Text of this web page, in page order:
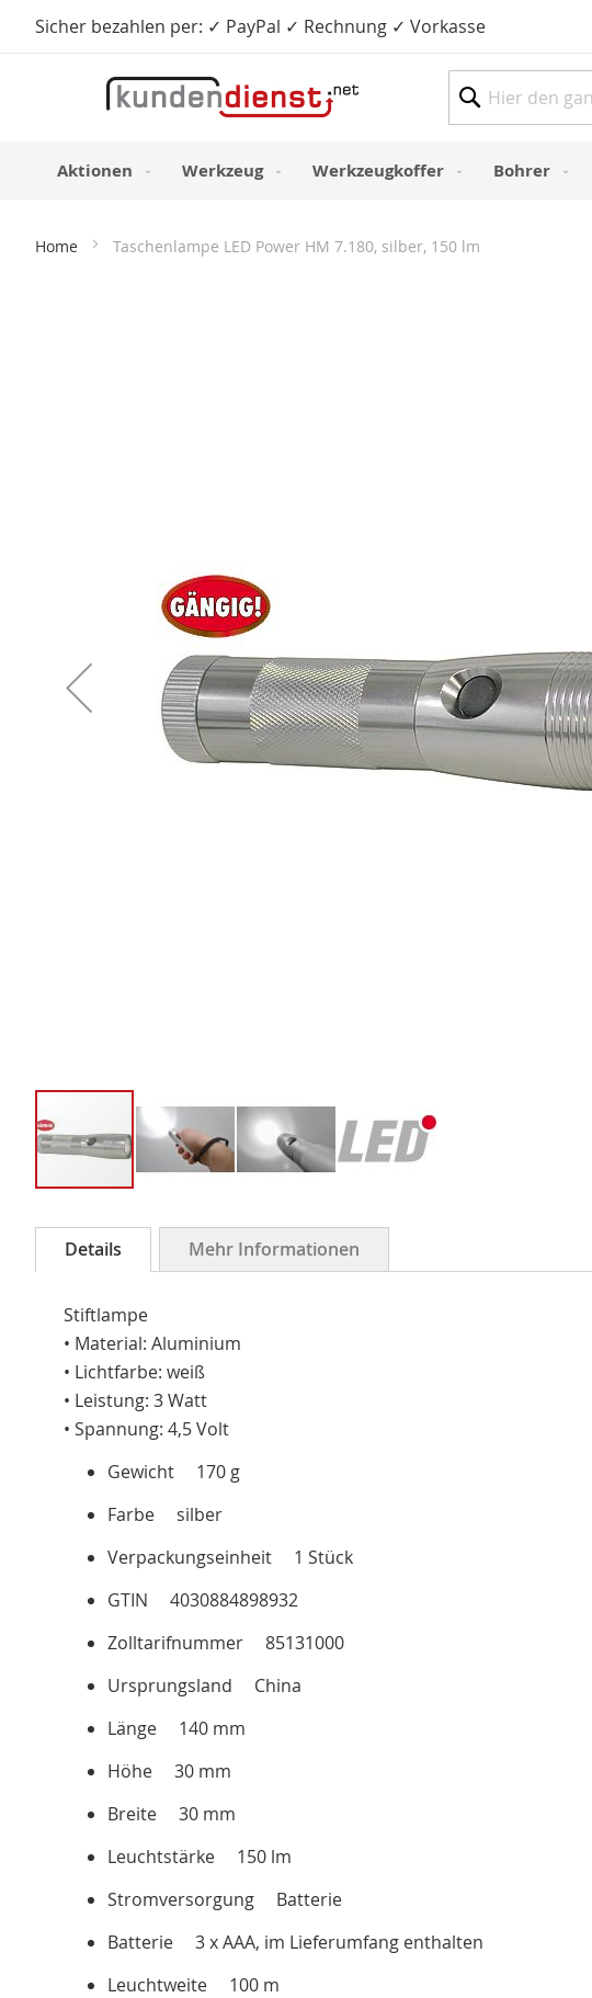
Sicher bezahlen per: ✓ PayPal ✓ Rechnung ✓ VorkasseDirekt
Aktionen Werkzeug Werkzeugkoffer Bohrer
Home Taschenlampe LED Power HM 7.180, silber, 150 lm
Anfang
springen
Details
Stiftlampe
• Material: Aluminium
• Lichtfarbe: weiß
• Leistung: 3 Watt
• Spannung: 4,5 Volt
Gewicht 170 g
Farbe silber
Verpackungseinheit 1 Stück
GTIN 4030884898932
Zolltarifnummer 85131000
Ursprungsland China
Länge 140 mm
Höhe 30 mm
Breite 30 mm
Leuchtstärke 150 lm
Stromversorgung Batterie
Batterie 3 x AAA, im Lieferumfang enthalten
Leuchtweite 100 m
Mehr Informationen